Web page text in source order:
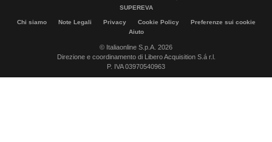
SUPEREVA
Chi siamo Note Legali Privacy Cookie Policy
Preferenze sui cookie
Aiuto
© Italiaonline S.p.A. 2026
Direzione e coordinamento di Libero Acquisition S.á r.l.
P. IVA 03970540963